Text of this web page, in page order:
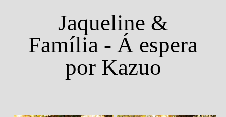
Jaqueline &
Família - Á espera
por Kazuo